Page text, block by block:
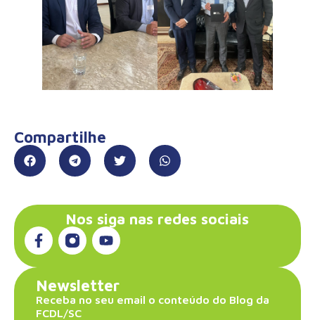
Compartilhe
Nos siga nas redes sociais
Newsletter
Receba no seu email o conteúdo do Blog da
FCDL/SC